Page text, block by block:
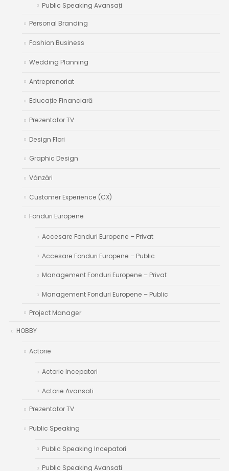
Public Speaking Avansați
Personal Branding
Fashion Business
Wedding Planning
Antreprenoriat
Educație Financiară
Prezentator TV
Design Flori
Graphic Design
Vânzări
Customer Experience (CX)
Fonduri Europene
Accesare Fonduri Europene – Privat
Accesare Fonduri Europene – Public
Management Fonduri Europene – Privat
Management Fonduri Europene – Public
Project Manager
HOBBY
Actorie
Actorie Incepatori
Actorie Avansati
Prezentator TV
Public Speaking
Public Speaking Incepatori
Public Speaking Avansati